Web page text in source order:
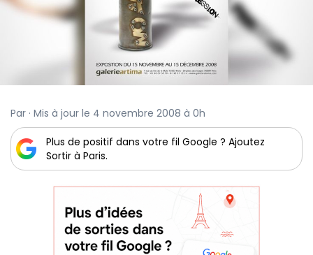
Par · Mis à jour le 4 novembre 2008 à 0h
Plus de positif dans votre fil Google ? Ajoutez
Sortir à Paris.